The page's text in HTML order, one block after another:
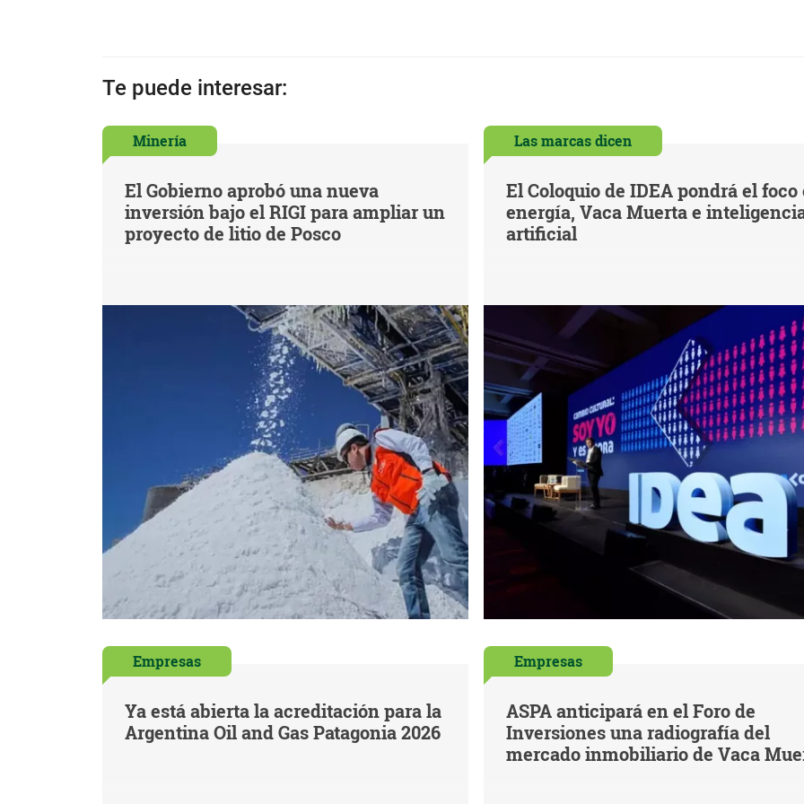
Te puede interesar:
Minería
El Gobierno aprobó una nueva
inversión bajo el RIGI para ampliar un
proyecto de litio de Posco
Las marcas dicen
El Coloquio de IDEA pondrá el foco
energía, Vaca Muerta e
artificial
Empresas
Ya está abierta la acreditación para la
Argentina Oil and Gas Patagonia 2026
Empresas
ASPA anticipará en el Foro de
Inversiones una radiografía del
mercado inmobiliario de Vaca